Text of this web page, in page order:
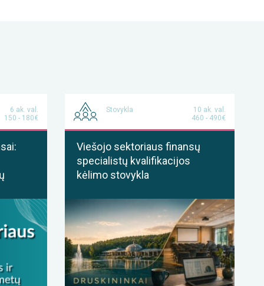
6 ak. val.
150 - 180€
Stovykla
10 ak. val.
460 - 490€
Viešojo sektoriaus finansų
specialistų kvalifikacijos
kėlimo stovykla